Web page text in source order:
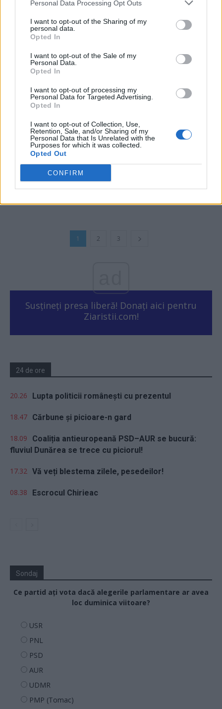
Personal Data Processing Opt Outs
I want to opt-out of the Sharing of my
personal data.
Opted In
I want to opt-out of the Sale of my
Personal Data.
Opted In
I want to opt-out of processing my
Personal Data for Targeted Advertising.
Opted In
I want to opt-out of Collection, Use,
Retention, Sale, and/or Sharing of my
Personal Data that Is Unrelated with the
Purposes for which it was collected.
Opted Out
CONFIRM
calificată în ”optimi”. Haaland, din nou...
Grigore Cartianu
Programul de azi la Mondiale: Franța,
Mexic, Norvegia, Coasta de Fildeș…
1 2 3
Susțineți presa liberă! Donați aici pentru
Ziaristii.com!
24 de ore
20.26 Lupta politicii românești cu prezentul
18.47 Cărbune și picioare-n gard
18.09
Coaliția antieuropeană PSD–AUR se bucură:
fluviul Dunărea se trece cu piciorul!
17.32 Vă veți blestema zilele, pesedeilor!
08.38 Escrocul Chirieac
Sondaj
Ce partid ați vota dacă alegerile parlamentare ar avea
loc duminica viitoare?
USR
PNL
PSD
AUR
UDMR
PMP (Tomac)